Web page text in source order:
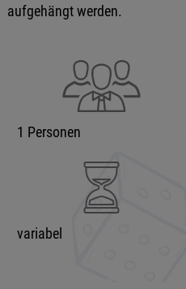
aufgehängt werden.
1 Personen
variabel